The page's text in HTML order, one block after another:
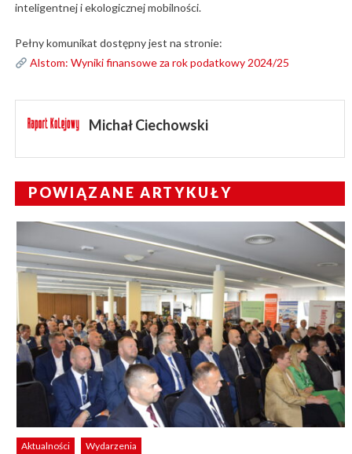
inteligentnej i ekologicznej mobilności.
Pełny komunikat dostępny jest na stronie:
Alstom: Wyniki finansowe za rok podatkowy 2024/25
Michał Ciechowski
POWIĄZANE ARTYKUŁY
Aktualności Wydarzenia